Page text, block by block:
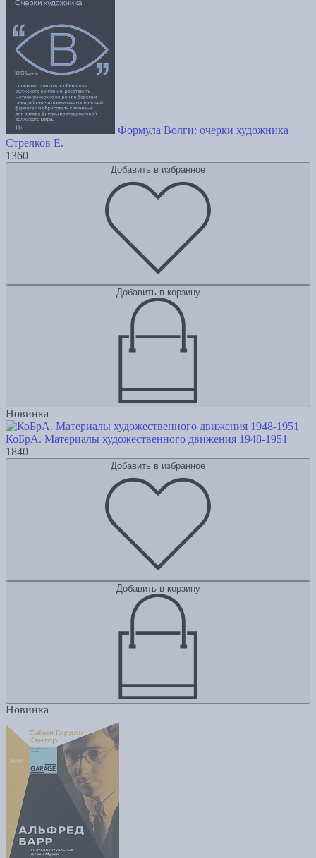
Формула Волги: очерки художника
Стрелков Е.
1360
Добавить в избранное
Добавить в корзину
Новинка
КоБрА. Материалы художественного движения 1948-1951
1840
Добавить в избранное
Добавить в корзину
Новинка